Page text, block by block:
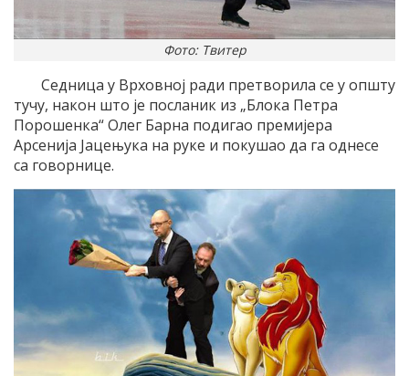
Фото: Твитер
Седница у Врховној ради претворила се у општу
тучу, након што је посланик из „Блока Петра
Порошенка“ Олег Барна подигао премијера
Арсенија Јацењука на руке и покушао да га однесе
са говорнице.